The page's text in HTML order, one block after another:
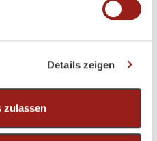
Ihre persönlichen Daten
unsere Website zu
wir Informationen zu Ihrer
Details zeigen
zulassen